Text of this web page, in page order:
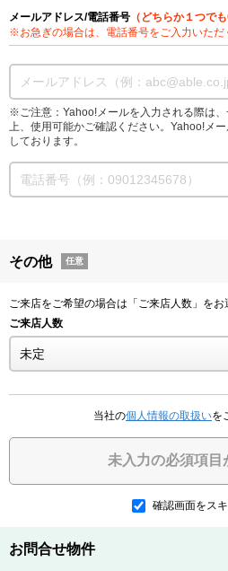
メールアドレス/電話番号 （どちらか１つでも
※お急ぎの場合は、電話番号をご入力いただ
※ご注意：Yahoo!メールを入力される際は
上、使用可能かご確認ください。Yahoo!メ
しております。
その他 任意
ご来店をご希望の場合は「ご来店人数」をお
ご来店人数
当社の個人情報の取扱いを
未入力の必須項目
確認画面をス
お問合せ物件